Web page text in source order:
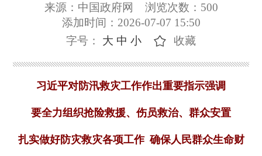
来源：中国政府网 浏览次数： 500
添加时间：2026-07-07 15:50
字号： 大 中 小 收藏
习近平对防汛救灾工作作出重要指示强调
要全力组织抢险救援、伤员救治、群众安置
扎实做好防灾救灾各项工作 确保人民群众生命财